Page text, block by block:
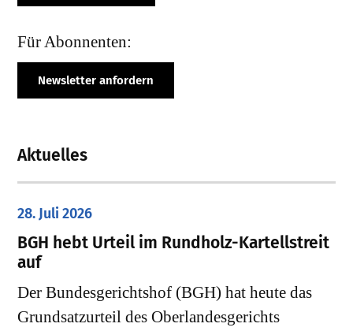
Für Abonnenten:
Newsletter anfordern
Aktuelles
28. Juli 2026
​BGH hebt Urteil im Rundholz-Kartellstreit
auf
Der Bundesgerichtshof (BGH) hat heute das
Grundsatzurteil des Oberlandesgerichts